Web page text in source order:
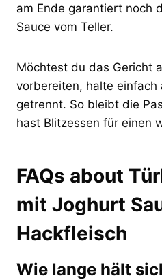
am Ende garantiert noch
Sauce vom Teller.
Möchtest du das Gericht
vorbereiten, halte einfach
getrennt. So bleibt die
hast Blitzessen für einen
FAQs about
mit Joghurt
Hackfleisch
Wie lange hält